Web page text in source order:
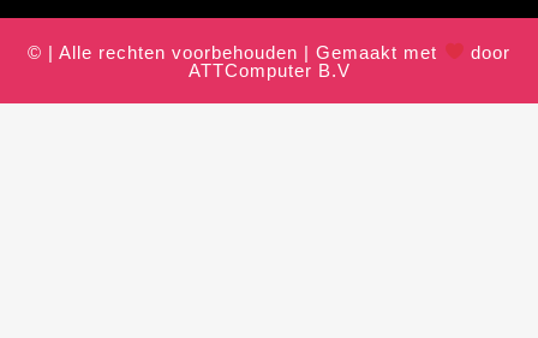
© | Alle rechten voorbehouden | Gemaakt met
door
ATTComputer B.V